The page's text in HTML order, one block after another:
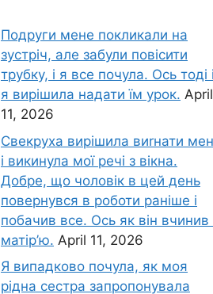
Подруги мене покликали на
зустріч, але забули повісити
трубку, і я все почула. Ось тоді і
я вирішила надати їм урок. April
11, 2026
Свекруха вирішила виrнати
і викинула мої речі з вікна.
Добре, що чоловік в цей день
повернувся в роботи раніше і
побачив все. Ось як він вчинив
матір’ю. April 11, 2026
Я випадково почула, як моя
рідна сестра запропонувала